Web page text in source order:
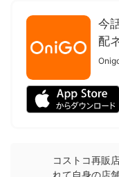
今
配
コストコ再販
れて自身の店